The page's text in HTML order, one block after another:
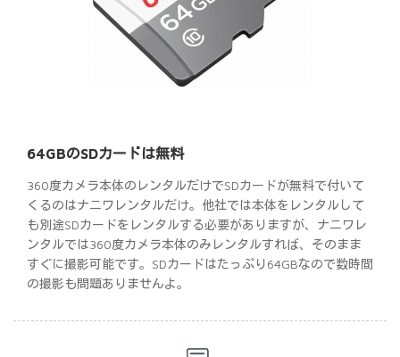
64GBのSDカードは無料
360度カメラ本体のレンタルだけでSDカードが無料で付いて
くるのはナニワレンタルだけ。他社では本体をレンタルして
も別途SDカードをレンタルする必要がありますが、ナニワレ
ンタルでは360度カメラ本体のみレンタルすれば、そのまま
すぐに撮影可能です。SDカードはたっぷり64GBなので数時間
の撮影も問題ありませんよ。